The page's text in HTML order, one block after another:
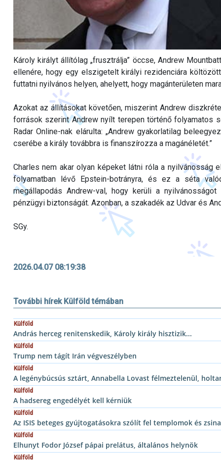
Károly királyt állítólag „frusztrálja” öccse, Andrew
ellenére, hogy egy elszigetelt királyi rezidenciára
futtatni nyilvános helyen, ahelyett, hogy magánterületen
Azokat az állításokat követően, miszerint Andrew
források szerint Andrew nyílt terepen történő folyamatos
Radar Online-nak elárulta: „Andrew gyakorlatilag
cserébe a király továbbra is finanszírozza a magánéletét.”
Charles nem akar olyan képeket látni róla a nyilvánosság
folyamatban lévő Epstein-botrányra, és ez a séta
megállapodás Andrew-val, hogy kerüli a
pénzügyi biztonságát. Azonban, a szakadék az Udvar és
SGy.
2026.04.07 08:19:38
További hírek Külföld témában
Külföld
András herceg renitenskedik, Károly király hisztizik...
Külföld
Trump nem tágít Irán végveszélyben
Külföld
A legénybúcsús sztárt, Annabella Lovast félmeztelenül,
Külföld
A hadsereg engedélyét kell kérniük
Külföld
Az ISIS beteges gyújtogatásokra szólít fel templomok és
Külföld
Elhunyt Fodor József pápai prelátus, általános helynök
Külföld